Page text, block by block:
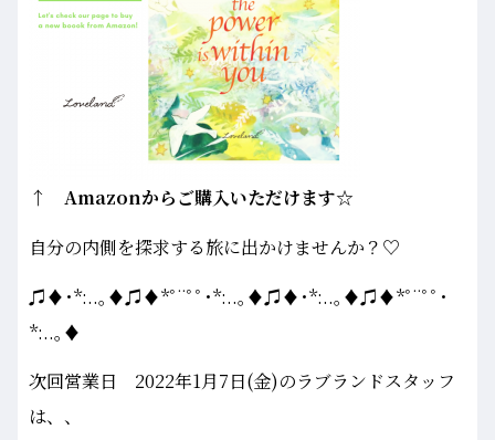
↑ Amazonからご購入いただけます☆
自分の内側を探求する旅に出かけませんか？♡
♫♦･*:..｡♦♫♦*ﾟ¨ﾟﾟ･*:..｡♦♫♦･*:..｡♦♫♦*ﾟ¨ﾟﾟ･
*:..｡♦
次回営業日 2022年1月7日(金)のラブランドスタッフ
は、、